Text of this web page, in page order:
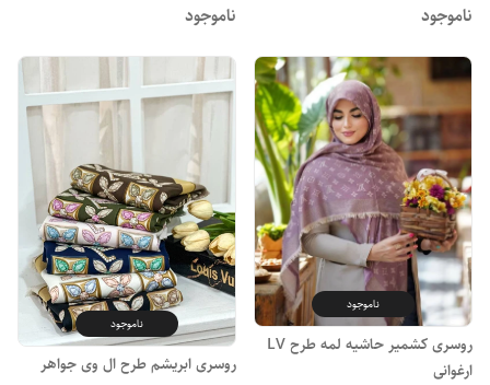
ناموجود ناموجود
ناموجود
روسری کشمیر حاشیه لمه طرح LV
ارغوانی
ناموجود
روسری ابریشم طرح ال وی جواهر